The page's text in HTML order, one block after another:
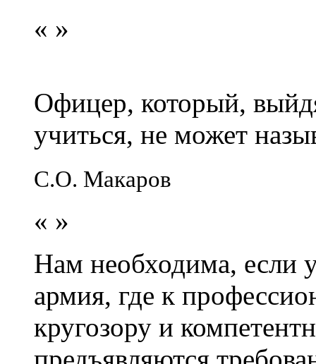
« »
Офицер, который,
учиться, не может
С.О. Макаров
« »
Нам необходима, если
армия, где к
кругозору и